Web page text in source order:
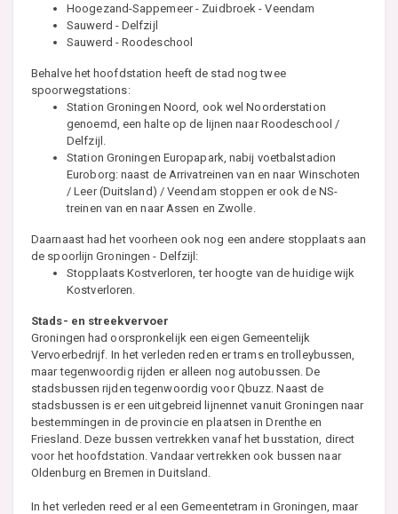
Hoogezand-Sappemeer - Zuidbroek - Veendam
Sauwerd - Delfzijl
Sauwerd - Roodeschool
Behalve het hoofdstation heeft de stad nog twee
spoorwegstations:
Station Groningen Noord, ook wel Noorderstation
genoemd, een halte op de lijnen naar Roodeschool /
Delfzijl.
Station Groningen Europapark, nabij voetbalstadion
Euroborg: naast de Arrivatreinen van en naar Winschoten
/ Leer (Duitsland) / Veendam stoppen er ook de NS-
treinen van en naar Assen en Zwolle.
Daarnaast had het voorheen ook nog een andere stopplaats aan
de spoorlijn Groningen - Delfzijl:
Stopplaats Kostverloren, ter hoogte van de huidige wijk
Kostverloren.
Stads- en streekvervoer
Groningen had oorspronkelijk een eigen Gemeentelijk
Vervoerbedrijf. In het verleden reden er trams en trolleybussen,
maar tegenwoordig rijden er alleen nog autobussen. De
stadsbussen rijden tegenwoordig voor Qbuzz. Naast de
stadsbussen is er een uitgebreid lijnennet vanuit Groningen naar
bestemmingen in de provincie en plaatsen in Drenthe en
Friesland. Deze bussen vertrekken vanaf het busstation, direct
voor het hoofdstation. Vandaar vertrekken ook bussen naar
Oldenburg en Bremen in Duitsland.
In het verleden reed er al een Gemeentetram in Groningen, maar